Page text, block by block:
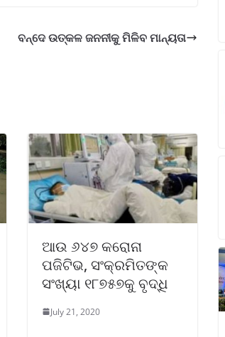
ବନ୍ଦେ ଉତ୍କଳ ଜନନୀକୁ ମିଳିବ ମାନ୍ୟତା
ଆଉ ୬୪୭ କରୋନା
ପଜିଟିଭ, ସଂକ୍ରମିତଙ୍କ
ସଂଖ୍ୟା ୧୮୭୫୭କୁ ବୃଦ୍ଧି
July 21, 2020